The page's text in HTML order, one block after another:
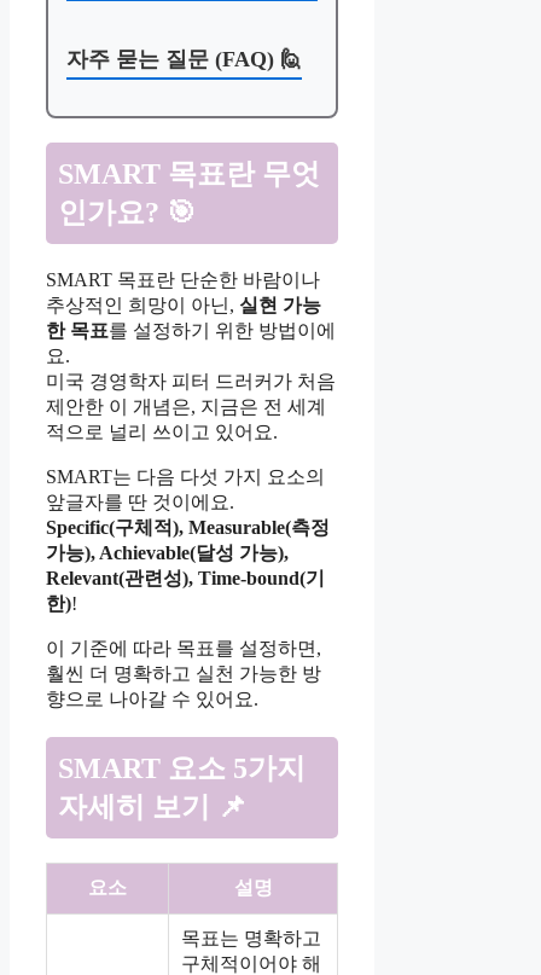
자주 묻는 질문 (FAQ) 🙋
SMART 목표란 무엇
인가요? 🎯
SMART 목표란 단순한 바람이나
추상적인 희망이 아닌, 실현 가능
한 목표를 설정하기 위한 방법이에
요.
미국 경영학자 피터 드러커가 처음
제안한 이 개념은, 지금은 전 세계
적으로 널리 쓰이고 있어요.
SMART는 다음 다섯 가지 요소의
앞글자를 딴 것이에요.
Specific(구체적), Measurable(측정
가능), Achievable(달성 가능),
Relevant(관련성), Time-bound(기
한)!
이 기준에 따라 목표를 설정하면,
훨씬 더 명확하고 실천 가능한 방
향으로 나아갈 수 있어요.
SMART 요소 5가지
자세히 보기 📌
요소 설명
목표는 명확하고
구체적이어야 해